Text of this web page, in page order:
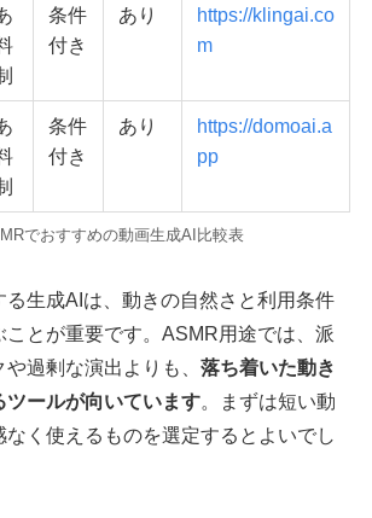
条件
付き
あり
https://klingai.co
m
条件
付き
あり
https://domoai.a
pp
でおすすめの動画生成AI比較表
る生成AIは、動きの自然さと利用条件
ことが重要です。ASMR用途では、派
過剰な演出よりも、 落ち着いた動き
ツールが向いています。まずは短い動
く使えるものを選定するとよいでし